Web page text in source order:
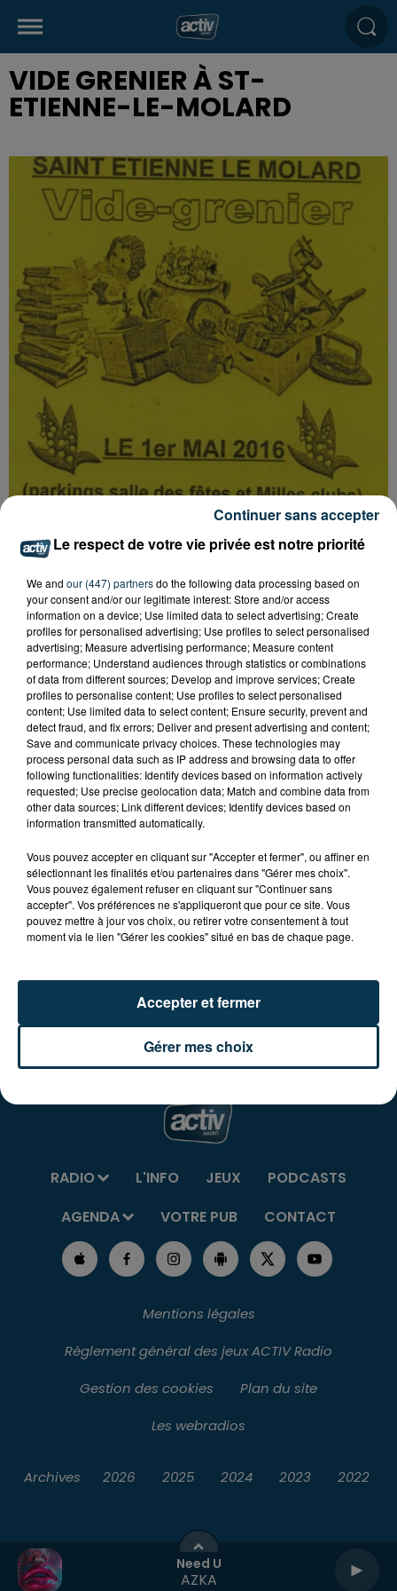
Need U
AZKA
VIDE GRENIER À ST-
ETIENNE-LE-MOLARD
Tarif Payant
Dimanche 1 mai à partir de 5H, Vide Grenier autour
des Salles des Fêtes à Saint-Etienne-le-Molard
organisé par le Comité des Fêtes.
Emplacements gratuits pour les exposants et
Buvette et restauration sur place.
RADIO L'INFO JEUX
PODCASTS
AGENDA
VOTRE PUB CONTACT
Mentions légales
Règlement général des jeux ACTIV Radio
Gestion des cookies
Plan du site
Les webradios
Archives 2026 2025 2024 2023 2022
Le respect de votre vie privée est notre priorité
We and our (447) partnersdo the following data processing based on
your consent and/or our legitimate interest: Store and/or access
information on a device; Use limited data to select advertising; Create
profiles for personalised advertising; Use profiles to select personalised
advertising; Measure advertising performance; Measure content
performance; Understand audiences through statistics or combinations
of data from different sources; Develop and improve services; Create
profiles to personalise content; Use profiles to select personalised
content; Use limited data to select content; Ensure security, prevent and
detect fraud, and fix errors; Deliver and present advertising and content;
Save and communicate privacy choices. These technologies may
process personal data such as IP address and browsing data to offer
following functionalities: Identify devices based on information actively
requested; Use precise geolocation data; Match and combine data from
other data sources; Link different devices; Identify devices based on
information transmitted automatically.
Vous pouvez accepter en cliquant sur "Accepter et fermer", ou affiner en
sélectionnant les finalités et/ou partenaires dans "Gérer mes choix".
Vous pouvez également refuser en cliquant sur "Continuer sans
accepter". Vos préférences ne s'appliqueront que pour ce site. Vous
pouvez mettre à jour vos choix, ou retirer votre consentement à tout
moment via le lien "Gérer les cookies" situé en bas de chaque page.
Gérer mes choix
Accepter et fermer
Continuer sans accepter